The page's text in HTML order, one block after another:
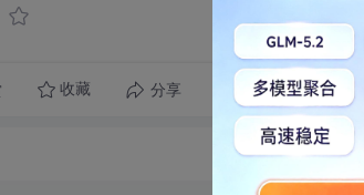
收藏 分享 转发到动态